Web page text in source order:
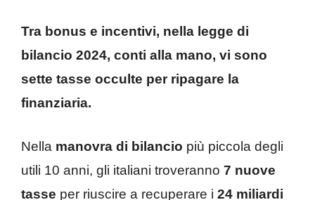
Tra bonus e incentivi, nella legge di
bilancio 2024, conti alla mano, vi sono
sette tasse occulte per ripagare la
finanziaria.
Nella manovra di bilancio più piccola degli
utili 10 anni, gli italiani troveranno 7 nuove
tasse per riuscire a recuperare i 24 miliardi